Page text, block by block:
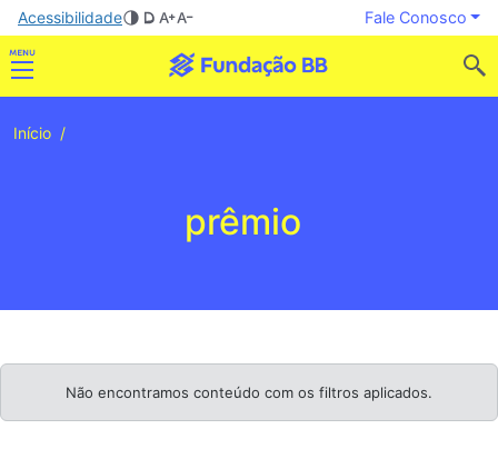
Acessibilidade Fale Conosco
Início
prêmio
Não encontramos conteúdo com os filtros aplicados.